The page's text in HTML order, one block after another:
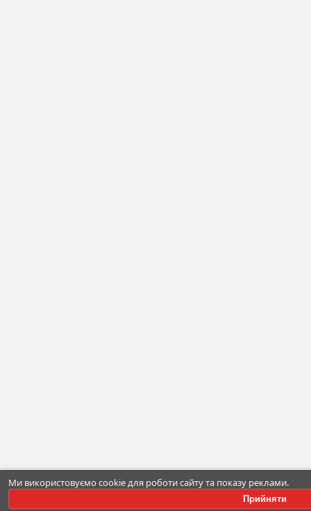
Ми використовуємо cookie для роботи сайту та показу реклами.
Прийняти